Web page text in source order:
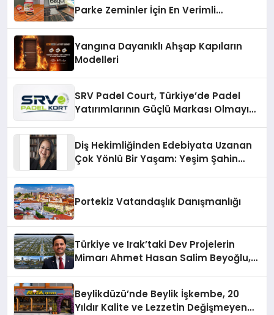
Parke Zeminler İçin En Verimli
Yangına Dayanıklı Ahşap Kapıların
Modelleri
SRV Padel Court, Türkiye’de Padel
Yatırımlarının Güçlü Markası Olmayı
Diş Hekimliğinden Edebiyata Uzanan
Çok Yönlü Bir Yaşam: Yeşim Şahin
Portekiz Vatandaşlık Danışmanlığı
Türkiye ve Irak’taki Dev Projelerin
Mimarı Ahmet Hasan Salim Beyoğlu,
Hayata Geçirecek
Beylikdüzü’nde Beylik İşkembe, 20
Yıldır Kalite ve Lezzetin Değişmeyen